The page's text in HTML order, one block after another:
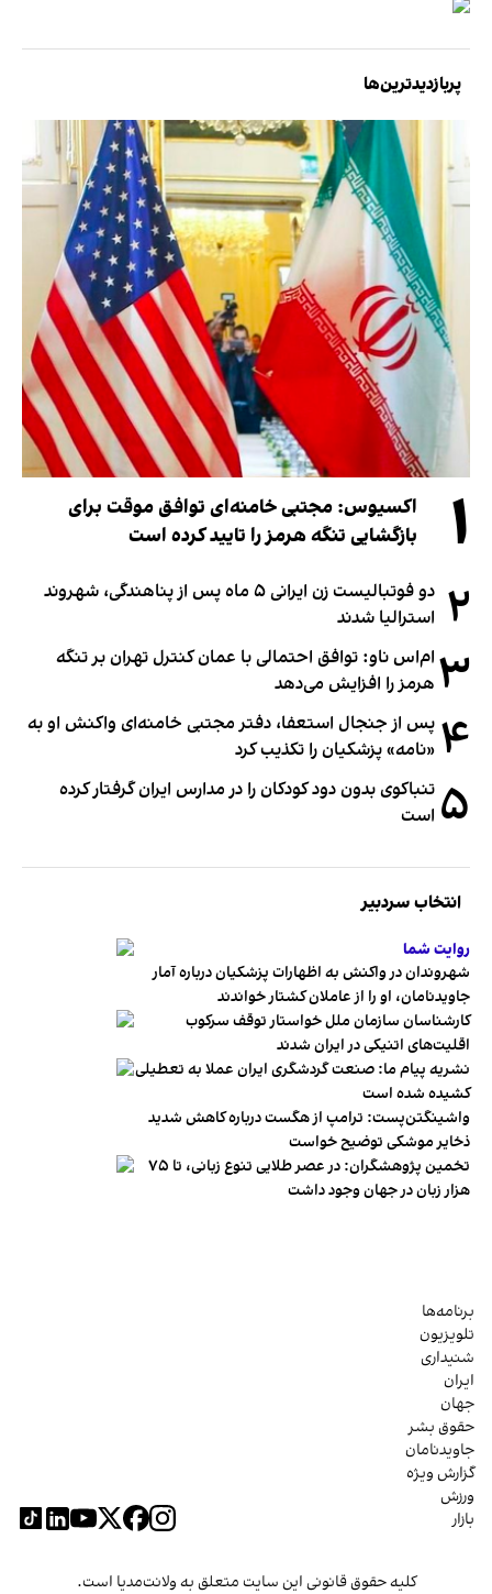
پربازدیدترین‌ها
۱
اکسیوس: مجتبی خامنه‌ای توافق موقت برای
بازگشایی تنگه هرمز را تایید کرده است
۲
دو فوتبالیست زن ایرانی ۵ ماه پس از پناهندگی، شهروند
استرالیا شدند
۳ ام‌اس ناو: توافق احتمالی با عمان کنترل تهران بر تنگه
هرمز را افزایش می‌دهد
۴ پس از جنجال استعفا، دفتر مجتبی خامنه‌ای واکنش او به
«نامه» پزشکیان را تکذیب کرد
۵ تنباکوی بدون دود کودکان را در مدارس ایران گرفتار کرده
است
انتخاب سردبیر
روایت شما
شهروندان در واکنش به اظهارات پزشکیان درباره آمار
جاویدنامان، او را از عاملان کشتار خواندند
کارشناسان سازمان ملل خواستار توقف سرکوب
اقلیت‌های اتنیکی در ایران شدند
نشریه پیام ما: صنعت گردشگری ایران عملا به تعطیلی
کشیده شده است
واشینگتن‌پست: ترامپ از هگست درباره کاهش شدید
ذخایر موشکی توضیح خواست
تخمین پژوهشگران: در عصر طلایی تنوع زبانی، تا ۷۵
هزار زبان در جهان وجود داشت
برنامه‌ها
تلویزیون
شنیداری
ایران
جهان
حقوق بشر
جاویدنامان
گزارش ویژه
ورزش
بازار
کلیه حقوق قانونی این سایت متعلق به ولانت‌مدیا است.